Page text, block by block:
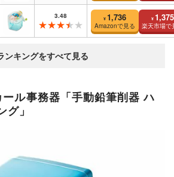
3.48 ¥ 1,736
Amazonで見る
¥ 1,375
楽天市場で
ール事務器「手動鉛筆削器 ハ
グ」